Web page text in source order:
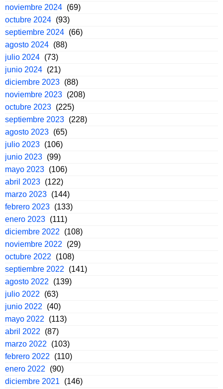
noviembre 2024 (69)
octubre 2024 (93)
septiembre 2024 (66)
agosto 2024 (88)
julio 2024 (73)
junio 2024 (21)
diciembre 2023 (88)
noviembre 2023 (208)
octubre 2023 (225)
septiembre 2023 (228)
agosto 2023 (65)
julio 2023 (106)
junio 2023 (99)
mayo 2023 (106)
abril 2023 (122)
marzo 2023 (144)
febrero 2023 (133)
enero 2023 (111)
diciembre 2022
(108)
noviembre 2022
(29)
octubre 2022
(108)
septiembre 2022
(141)
agosto 2022
(139)
julio 2022
(63)
junio 2022
(40)
mayo 2022
(113)
abril 2022
(87)
marzo 2022
(103)
febrero 2022
(110)
enero 2022
(90)
diciembre 2021
(146)